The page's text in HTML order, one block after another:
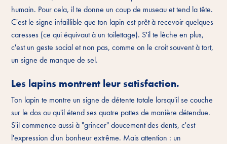
humain. Pour cela, il te donne un coup de museau et tend la tête.
C'est le signe infaillible que ton lapin est prêt à recevoir quelques
caresses (ce qui équivaut à un toilettage). S'il te lèche en plus,
c'est un geste social et non pas, comme on le croit souvent à tort,
un signe de manque de sel.
Les lapins montrent leur satisfaction.
Ton lapin te montre un signe de détente totale lorsqu'il se couche
sur le dos ou qu'il étend ses quatre pattes de manière détendue.
S'il commence aussi à "grincer" doucement des dents, c'est
l'expression d'un bonheur extrême. Mais attention : un